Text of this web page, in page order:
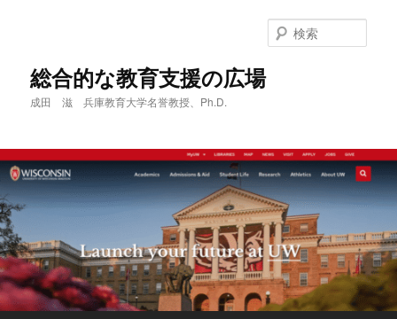
へ
移
動
移
動
総合的な教育支援の広場
成田 滋 兵庫教育大学名誉教授、Ph.D.
索